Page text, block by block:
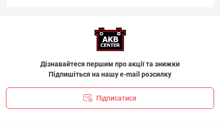
Дізнавайтеся першим про акції та знижки
Підпишіться на нашу e-mail розсилку
Підписатися